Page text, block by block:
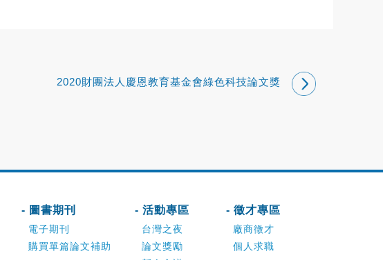
2020財團法人慶恩教育基金會綠色科技論文獎
- 圖書期刊
電子期刊
購買單篇論文補助
- 活動專區
台灣之夜
論文獎勵
- 徵才專區
廠商徵才
個人求職